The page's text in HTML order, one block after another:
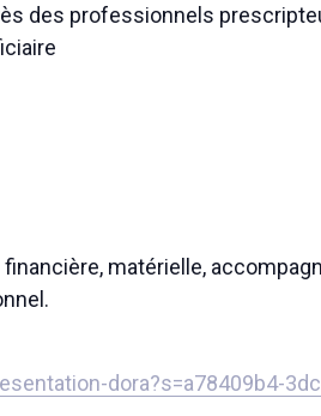
des professionnels
matérielle,
dora?s=a78409b4-